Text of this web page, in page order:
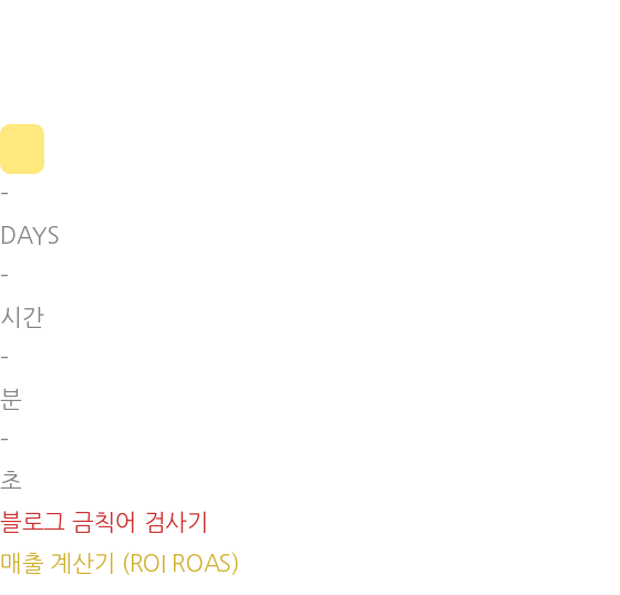
-
DAYS
-
시간
-
분
-
초
블로그 금칙어 검사기
매출 계산기 (ROI ROAS)